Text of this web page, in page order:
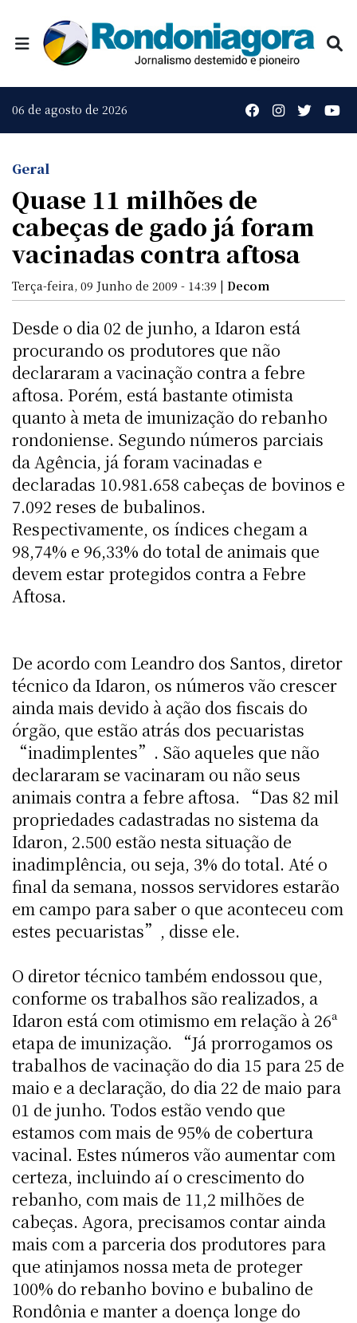
06 de agosto de 2026
Geral
Quase 11 milhões de
cabeças de gado já foram
vacinadas contra aftosa
Terça-feira, 09 Junho de 2009 - 14:39 | Decom
Desde o dia 02 de junho, a Idaron está
procurando os produtores que não
declararam a vacinação contra a febre
aftosa. Porém, está bastante otimista
quanto à meta de imunização do rebanho
rondoniense. Segundo números parciais
da Agência, já foram vacinadas e
declaradas 10.981.658 cabeças de bovinos e
7.092 reses de bubalinos.
Respectivamente, os índices chegam a
98,74% e 96,33% do total de animais que
devem estar protegidos contra a Febre
Aftosa.
De acordo com Leandro dos Santos, diretor
técnico da Idaron, os números vão crescer
ainda mais devido à ação dos fiscais do
órgão, que estão atrás dos pecuaristas
“inadimplentes”. São aqueles que não
declararam se vacinaram ou não seus
animais contra a febre aftosa. “Das 82 mil
propriedades cadastradas no sistema da
Idaron, 2.500 estão nesta situação de
inadimplência, ou seja, 3% do total. Até o
final da semana, nossos servidores estarão
em campo para saber o que aconteceu com
estes pecuaristas”, disse ele.
O diretor técnico também endossou que,
conforme os trabalhos são realizados, a
Idaron está com otimismo em relação à 26ª
etapa de imunização. “Já prorrogamos os
trabalhos de vacinação do dia 15 para 25 de
maio e a declaração, do dia 22 de maio para
01 de junho. Todos estão vendo que
estamos com mais de 95% de cobertura
vacinal. Estes números vão aumentar com
certeza, incluindo aí o crescimento do
rebanho, com mais de 11,2 milhões de
cabeças. Agora, precisamos contar ainda
mais com a parceria dos produtores para
que atinjamos nossa meta de proteger
100% do rebanho bovino e bubalino de
Rondônia e manter a doença longe do